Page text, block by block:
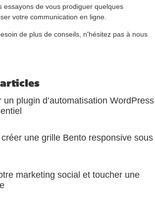
essayons de vous prodiguer quelques
votre communication en ligne.
de plus de conseils, n'hésitez pas à nous
un plugin d’automatisation WordPress
une grille Bento responsive sous
marketing social et toucher une